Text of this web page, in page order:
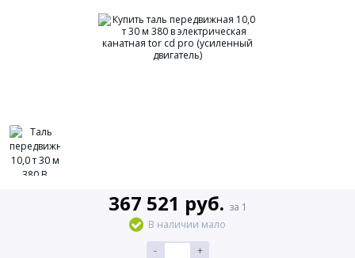
367 521 руб. за 1
В наличии мало
-
+